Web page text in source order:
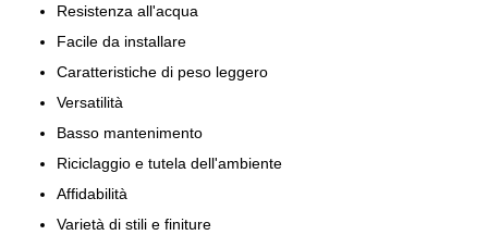
Resistenza all'acqua
Facile da installare
Caratteristiche di peso leggero
Versatilità
Basso mantenimento
Riciclaggio e tutela dell'ambiente
Affidabilità
Varietà di stili e finiture